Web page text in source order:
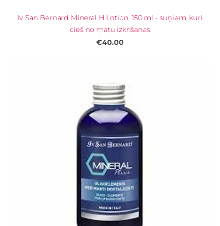
Iv San Bernard Mineral H Lotion, 150 ml - suņiem, kuri
cieš no matu izkrišanas
€40.00